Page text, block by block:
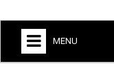
MENU